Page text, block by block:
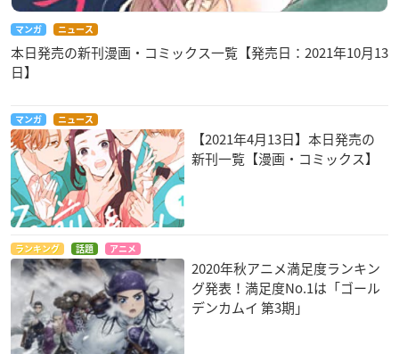
マンガ ニュース
本日発売の新刊漫画・コミックス一覧【発売日：2021年10月13
日】
マンガ ニュース
【2021年4月13日】本日発売の
新刊一覧【漫画・コミックス】
ランキング 話題 アニメ
2020年秋アニメ満足度ランキン
グ発表！満足度No.1は「ゴール
デンカムイ 第3期」